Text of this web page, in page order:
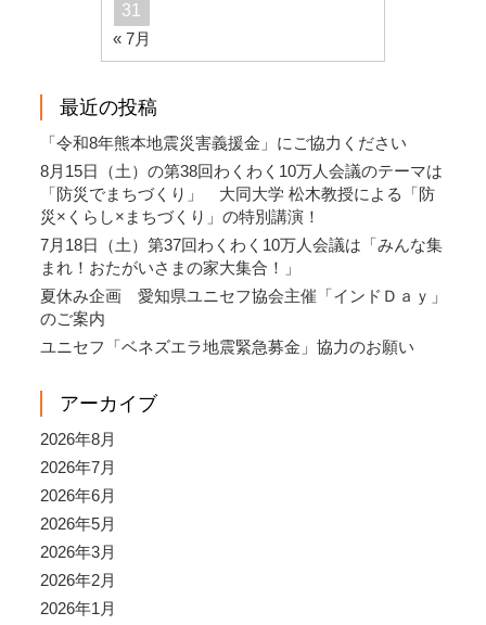
31
« 7月
最近の投稿
「令和8年熊本地震災害義援金」にご協力ください
8月15日（土）の第38回わくわく10万人会議のテーマは
「防災でまちづくり」 大同大学 松木教授による「防
災×くらし×まちづくり」の特別講演！
7月18日（土）第37回わくわく10万人会議は「みんな集
まれ！おたがいさまの家大集合！」
夏休み企画 愛知県ユニセフ協会主催「インドＤａｙ」
のご案内
ユニセフ「ベネズエラ地震緊急募金」協力のお願い
アーカイブ
2026年8月
2026年7月
2026年6月
2026年5月
2026年3月
2026年2月
2026年1月